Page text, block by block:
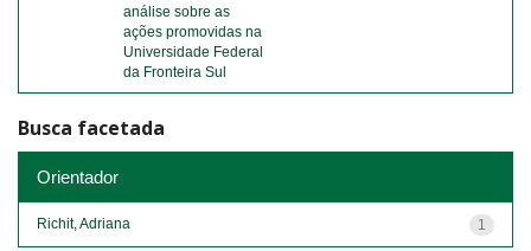
análise sobre as
ações promovidas na
Universidade Federal
da Fronteira Sul
Busca facetada
Orientador
1
Richit, Adriana